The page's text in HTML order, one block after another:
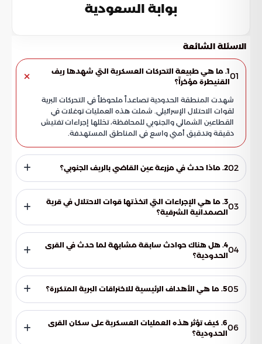
بوابة السعودية
الاسئلة الشائعة
01 1. ما هي طبيعة التحركات العسكرية التي شهدها ريف
القنيطرة مؤخراً؟
شهدت المنطقة الحدودية تصاعداً ملحوظاً في التحركات البرية
لقوات الاحتلال الإسرائيلي. شملت هذه العمليات توغلات في
القطاعين الشمالي والجنوبي للمحافظة، تخللها إجراءات تفتيش
دقيقة وتدقيق أمني واسع في المناطق المستهدفة.
022. ماذا حدث في مزرعة عين القاضي بالريف الجنوبي؟
القاضي. قامت هذه القوة بتنفيذ عمليات مداهمة وتفتيش لعدد
من المنازل السكنية في المنطقة، قبل أن تنسحب لاحقاً من
الموقع وتعود إلى أدراجها.
03 3. ما هي الإجراءات التي اتخذتها قوات الاحتلال في قرية
الصمدانية الشرقية؟
تابعة للاحتلال، حيث قامت بإنشاء حاجز تفتيش مؤقت. كان الغرض
من هذا الحاجز هو التدقيق الأمني والرقابة على المارة، ومن ثم
تراجعت القوة باتجاه الأراضي المحتلة.
04 4. هل هناك حوادث سابقة مشابهة لما حدث في القرى
الحدودية؟
الريف الجنوبي. تضمنت تلك الحوادث احتجاز مواطنين لعدة ساعات
بهدف التحقيق الميداني معهم، مما يعكس نهج الضغط الأمني
055. ما هي الأهداف الرئيسية للاختراقات البرية المتكررة؟
تنفيذ عمليات خاطفة. تهدف هذه العمليات بشكل أساسي إلى
جمع المعلومات الاستخباراتية أو تمشيط مساحات جغرافية
محددة لضمان السيطرة الأمنية على المنطقة الحدودية.
06 6. كيف تؤثر هذه العمليات العسكرية على سكان القرى
الحدودية؟